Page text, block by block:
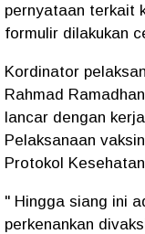
pernyataan terkait
formulir dilakukan
Kordinator
Rahmad
lancar dengan
Pelaksanaan
Protokol
" Hingga siang ini
perkenankan